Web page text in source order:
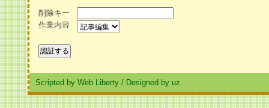
削除キー
作業内容
Scripted by Web Liberty / Designed by uz